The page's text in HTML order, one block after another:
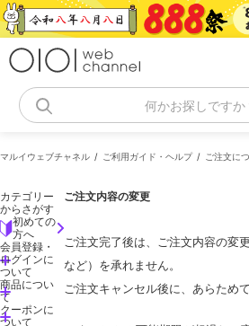
コ
ン
ッ
何かお探しですか
マルイウェブチャネル ご利用ガイド・ヘルプ ご注文に
カテゴリー
からさがす
初めての
方へ
会員登録・
ログインに
ついて
商品につい
て
クーポンに
ついて
ご注文内容の変更
ご注文完了後は、ご注文内容の変
など）を承れません。
ご注文キャンセル後に、あらため